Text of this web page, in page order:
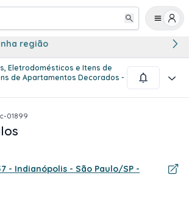
região
Eletrodomésticos e Itens de
de Apartamentos Decorados -
01899
- Indianópolis - São Paulo/SP -